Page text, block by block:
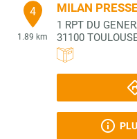
4
1.89 km
MILAN
1 RPT DU
31100